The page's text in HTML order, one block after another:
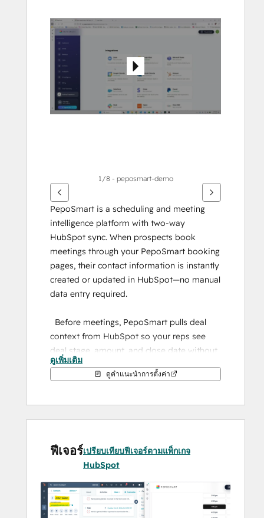
เพื่อ
ดู
ราย
กา
รอื่นๆ
1/8 - peposmart-demo
PepoSmart is a scheduling and meeting
intelligence platform with two-way
HubSpot sync. When prospects book
meetings through your PepoSmart booking
pages, their contact information is instantly
created or updated in HubSpot—no manual
data entry required.
context from HubSpot so your reps see
deal stage, amount, and close date without
switching tools. After meetings,
PepoSmart's AI analyzes conversations and
timelines. Action items mentioned during
calls automatically become HubSpot
cracks.
updates based on meeting conversations—
asked for pricing? It suggests moving to
ดูเพิ่มเติม
ดูคำแนะนำการตั้งค่า
ฟีเจอร์เปรียบเทียบฟีเจอร์ตามแพ็กเกจ
HubSpot